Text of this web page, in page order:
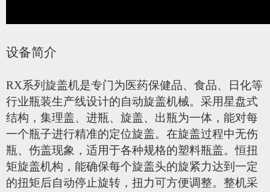
设备简介
RX系列旋盖机是专门为医药保健品、食品、日化等
行业瓶装生产线设计的自动旋盖机械。采用星盘式
结构，集理盖、进瓶、旋盖、出瓶为一体，能对每
一个瓶子进行精准的定位旋盖。在旋盖过程中无伤
瓶、伤盖现象，适用于各种规格的塑料瓶盖。恒扭
矩旋盖机构，能确保每个旋盖头的旋紧力达到一定
的扭矩后自动停止旋转，扭力可方便调整。整机采